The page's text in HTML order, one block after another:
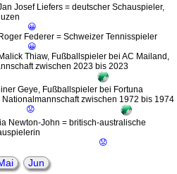
Josef Liefers = deutscher Schauspieler,
😀
Federer = Schweizer Tennisspieler
😀
Thiaw, Fußballspieler bei AC Mailand,
zwischen 2023 bis 2023
Geye, Fußballspieler bei Fortuna
zwischen 1972 bis 1974
😟
Newton-John = britisch-australische
😟
Jun